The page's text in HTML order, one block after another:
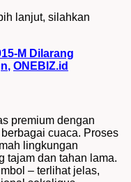
lanjut, silahkan
M Dilarang
, ONEBIZ.id
premium dengan
cuaca. Proses
lingkungan
tajam dan tahan lama.
– terlihat jelas,